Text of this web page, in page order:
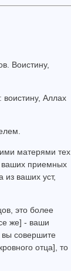
Воистину,
воистину, Аллах
матерями тех
ваших приемных
ваших уст,
это более
же] - ваши
вы совершите
отца], то